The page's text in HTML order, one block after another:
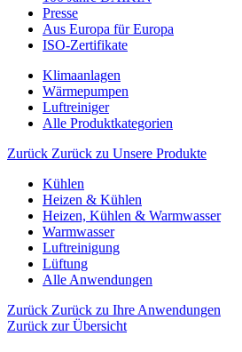
Presse
Aus Europa für Europa
ISO-Zertifikate
Klimaanlagen
Wärmepumpen
Luftreiniger
Alle Produktkategorien
Zurück Zurück zu Unsere Produkte
Kühlen
Heizen & Kühlen
Heizen, Kühlen & Warmwasser
Warmwasser
Luftreinigung
Lüftung
Alle Anwendungen
Zurück Zurück zu Ihre Anwendungen
Zurück zur Übersicht